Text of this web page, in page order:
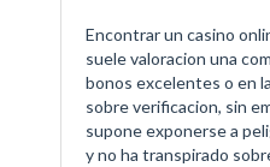
Encontrar un casino
suele valoracion una
bonos excelentes o en
sobre verificacion, sin
supone exponerse a
y no ha transpirado